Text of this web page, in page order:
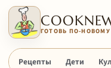
ГОТОВЬ ПО-НОВОМУ
Рецепты Дети